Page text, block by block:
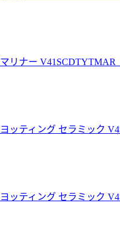
リナー V41SCDTYTMAR
ティング セラミック
ティング セラミック